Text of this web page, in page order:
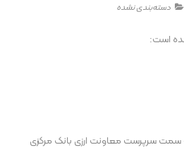
دسته‌بندی نشده
است:
سرپرست معاونت ارزی بانک مرکزی